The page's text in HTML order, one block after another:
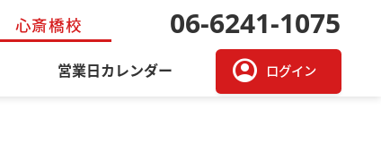
心斎橋校 06-6241-1075
営業日カレンダー account_circle ログイン